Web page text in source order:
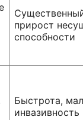
прирост
способности
Быстрота,
инвазивность